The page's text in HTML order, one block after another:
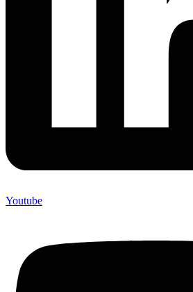
Youtube